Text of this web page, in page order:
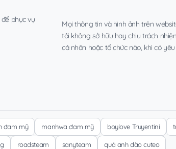
phục vụ
Mọi thông tin và hình ảnh trên
tôi không sở hữu hay chịu trách
cá nhân hoặc tổ chức nào, khi có
đam mỹ manhwa đam mỹ boylove Truyentini
roadsteam sanyteam quả anh đào cuteo